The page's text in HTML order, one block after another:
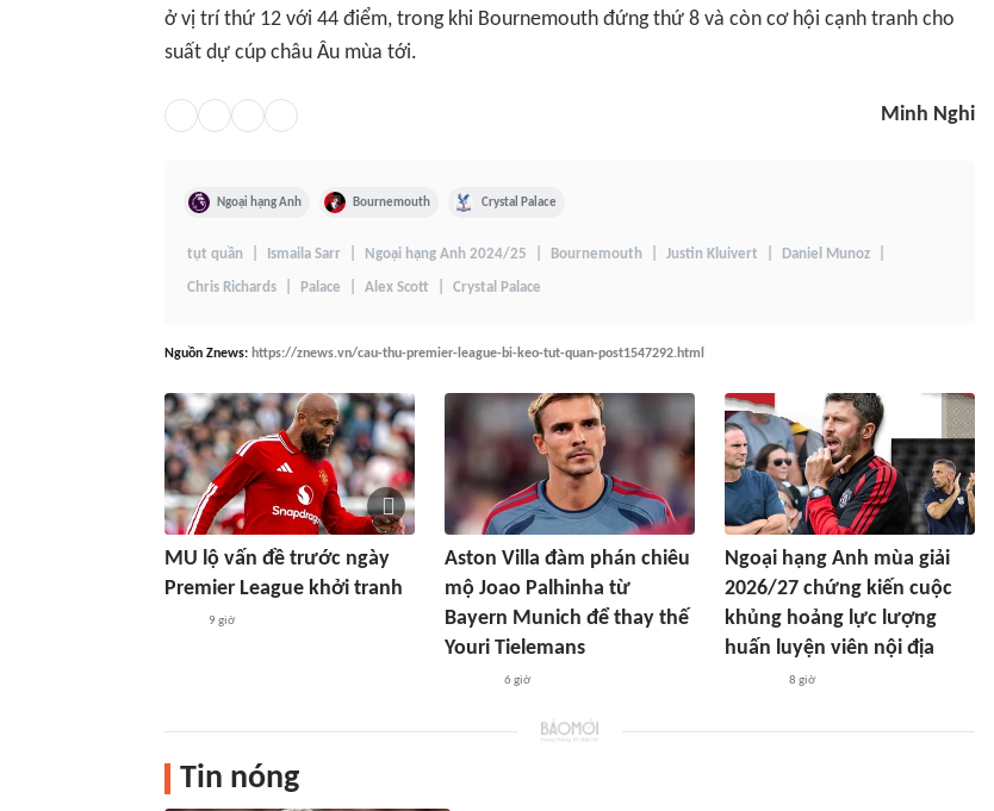
ở vị trí thứ 12 với 44 điểm, trong khi Bournemouth đứng thứ 8 và còn cơ hội cạnh tranh cho
suất dự cúp châu Âu mùa tới.
Minh Nghi
Ngoại hạng Anh Bournemouth Crystal Palace
tụt quần Ismaila Sarr Ngoại hạng Anh 2024/25 Bournemouth Justin Kluivert Daniel Munoz
Chris Richards Palace Alex Scott Crystal Palace
Nguồn Znews: https://znews.vn/cau-thu-premier-league-bi-keo-tut-quan-post1547292.html
MU lộ vấn đề trước ngày
Premier League khởi tranh
9 giờ
Aston Villa đàm phán chiêu
mộ Joao Palhinha từ
Bayern Munich để thay thế
Youri Tielemans
6 giờ
Ngoại hạng Anh mùa giải
2026/27 chứng kiến cuộc
khủng hoảng lực lượng
huấn luyện viên nội địa
8 giờ
Tin nóng